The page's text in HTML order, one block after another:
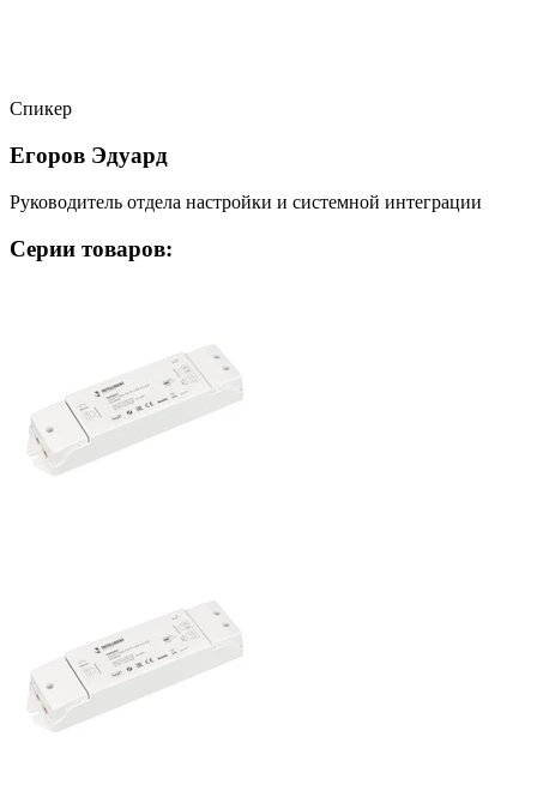
Спикер
Егоров Эдуард
Руководитель отдела настройки и системной интеграции
Серии товаров: